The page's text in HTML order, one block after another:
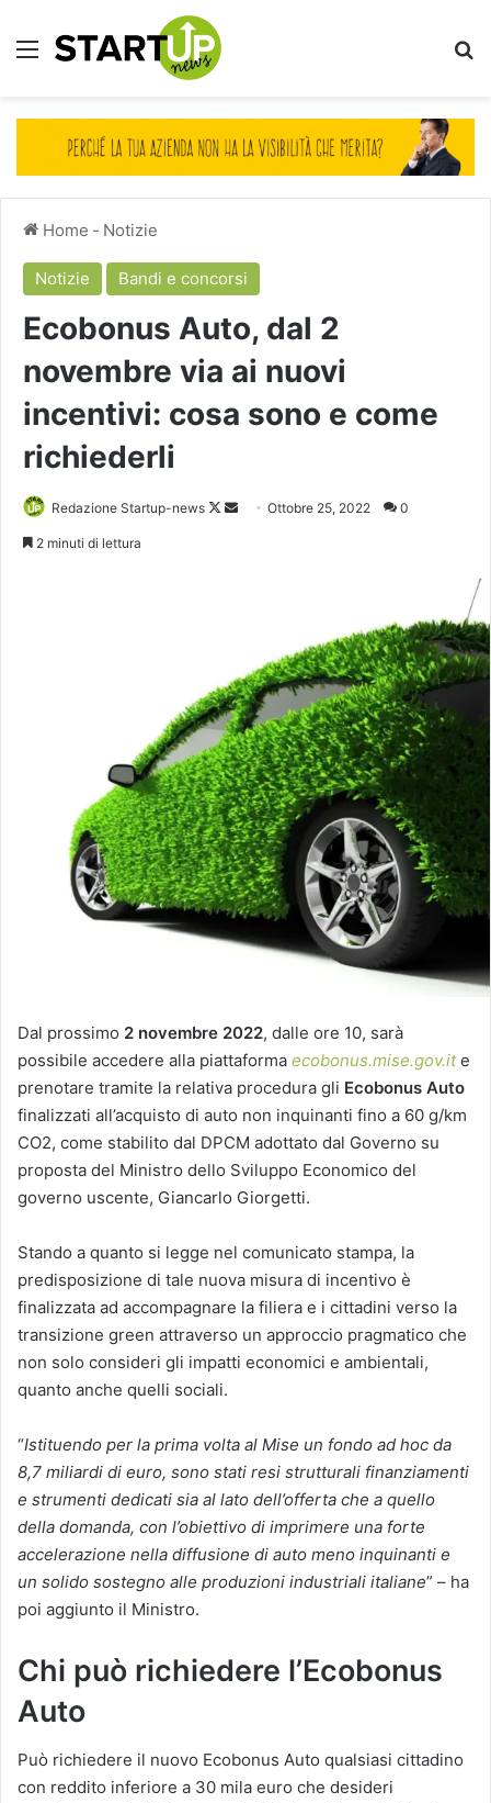
Menu
Home - Notizie
Notizie Bandi e concorsi
Ecobonus Auto, dal 2
novembre via ai nuovi
incentivi: cosa sono e come
richiederli
Redazione Startup-news
Follow
Invia Ottobre 25, 2022 0
2 minuti di lettura
Dal prossimo 2 novembre 2022, dalle ore 10, sarà
possibile accedere alla piattaforma ecobonus.mise.gov.ite
prenotare tramite la relativa procedura gli Ecobonus Auto
finalizzati all’acquisto di auto non inquinanti fino a 60 g/km
CO2, come stabilito dal DPCM adottato dal Governo su
proposta del Ministro dello Sviluppo Economico del
governo uscente, Giancarlo Giorgetti.
Stando a quanto si legge nel comunicato stampa, la
predisposizione di tale nuova misura di incentivo è
finalizzata ad accompagnare la filiera e i cittadini verso la
transizione green attraverso un approccio pragmatico che
non solo consideri gli impatti economici e ambientali,
quanto anche quelli sociali.
“Istituendo per la prima volta al Mise un fondo ad hoc da
8,7 miliardi di euro, sono stati resi strutturali finanziamenti
e strumenti dedicati sia al lato dell’offerta che a quello
della domanda, con l’obiettivo di imprimere una forte
accelerazione nella diffusione di auto meno inquinanti e
un solido sostegno alle produzioni industriali italiane” – ha
poi aggiunto il Ministro.
Chi può richiedere l’Ecobonus
Auto
Può richiedere il nuovo Ecobonus Auto qualsiasi cittadino
con reddito inferiore a 30 mila euro che desideri